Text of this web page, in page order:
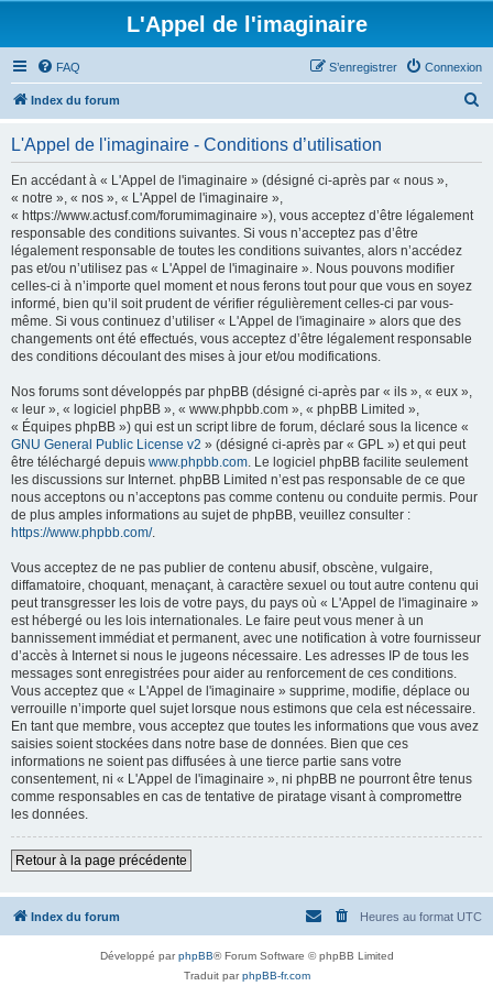
L'Appel de l'imaginaire
FAQ Connexion
S’enregistrer
Index du forum
L'Appel de l'imaginaire - Conditions d’utilisation
En accédant à « L'Appel de l'imaginaire » (désigné ci-après par « nous »,
« notre », « nos », « L'Appel de l'imaginaire »,
« https://www.actusf.com/forumimaginaire »), vous acceptez d’être légalement
responsable des conditions suivantes. Si vous n’acceptez pas d’être
légalement responsable de toutes les conditions suivantes, alors n’accédez
pas et/ou n’utilisez pas « L'Appel de l'imaginaire ». Nous pouvons modifier
celles-ci à n’importe quel moment et nous ferons tout pour que vous en soyez
informé, bien qu’il soit prudent de vérifier régulièrement celles-ci par vous-
même. Si vous continuez d’utiliser « L'Appel de l'imaginaire » alors que des
changements ont été effectués, vous acceptez d’être légalement responsable
des conditions découlant des mises à jour et/ou modifications.
Nos forums sont développés par phpBB (désigné ci-après par « ils », « eux »,
« leur », « logiciel phpBB », « www.phpbb.com », « phpBB Limited »,
« Équipes phpBB ») qui est un script libre de forum, déclaré sous la licence «
GNU General Public License v2 » (désigné ci-après par « GPL ») et qui peut
être téléchargé depuis www.phpbb.com. Le logiciel phpBB facilite seulement
les discussions sur Internet. phpBB Limited n’est pas responsable de ce que
nous acceptons ou n’acceptons pas comme contenu ou conduite permis. Pour
de plus amples informations au sujet de phpBB, veuillez consulter :
https://www.phpbb.com/.
Vous acceptez de ne pas publier de contenu abusif, obscène, vulgaire,
diffamatoire, choquant, menaçant, à caractère sexuel ou tout autre contenu qui
peut transgresser les lois de votre pays, du pays où « L'Appel de l'imaginaire »
est hébergé ou les lois internationales. Le faire peut vous mener à un
bannissement immédiat et permanent, avec une notification à votre fournisseur
d’accès à Internet si nous le jugeons nécessaire. Les adresses IP de tous les
messages sont enregistrées pour aider au renforcement de ces conditions.
Vous acceptez que « L'Appel de l'imaginaire » supprime, modifie, déplace ou
verrouille n’importe quel sujet lorsque nous estimons que cela est nécessaire.
En tant que membre, vous acceptez que toutes les informations que vous avez
saisies soient stockées dans notre base de données. Bien que ces
informations ne soient pas diffusées à une tierce partie sans votre
consentement, ni « L'Appel de l'imaginaire », ni phpBB ne pourront être tenus
comme responsables en cas de tentative de piratage visant à compromettre
les données.
Retour à la page précédente
Index du forum Heures au format UTC
Développé parphpBB® Forum Software © phpBB Limited
Traduit parphpBB-fr.com